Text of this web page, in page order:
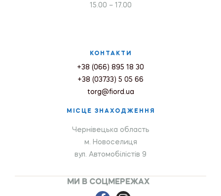
15.00 – 17.00
КОНТАКТИ
+38 (066) 895 18 30
+38 (03733) 5 05 66
torg@fiord.ua
МІСЦЕ ЗНАХОДЖЕННЯ
Чернівецька область
м. Новоселиця
вул. Автомобілістів 9
МИ В СОЦМЕРЕЖАХ